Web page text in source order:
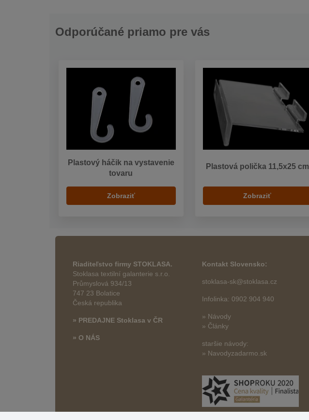
Odporúčané priamo pre vás
Plastový háčik na vystavenie
tovaru
Zobraziť
Plastová polička 11,5x25 cm
Zobraziť
Riaditeľstvo firmy STOKLASA.
Stoklasa textilní galanterie s.r.o.
Průmyslová 934/13
747 23 Bolatice
Česká republika
» PREDAJNE Stoklasa v ČR
» O NÁS
Kontakt Slovensko:
stoklasa-sk@stoklasa.cz
Infolinka: 0902 904 940
» Návody
» Články
staršie návody:
» Navodyzadarmo.sk